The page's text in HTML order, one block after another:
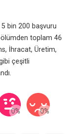
bin 200 başvuru
toplam 46
İhracat, Üretim,
çeşitli